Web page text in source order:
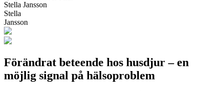
Stella Jansson
Stella
Jansson
Förändrat beteende hos husdjur – en
möjlig signal på hälsoproblem